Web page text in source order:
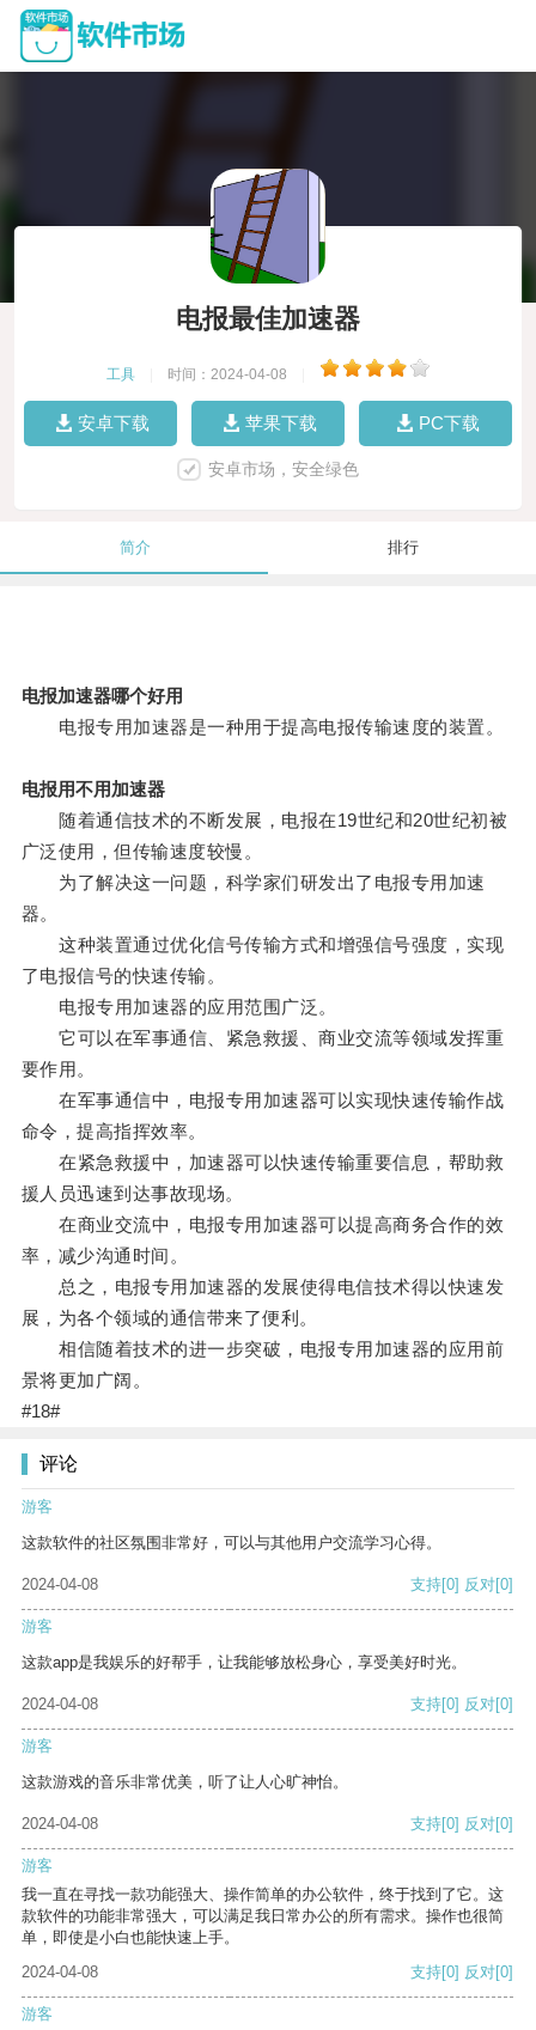
电报最佳加速器
工具 时间：2024-04-08
安卓下载 苹果下载 PC下载
安卓市场，安全绿色
简介 排行
电报加速器哪个好用
电报专用加速器是一种用于提高电报传输速度的装置。
电报用不用加速器
随着通信技术的不断发展，电报在19世纪和20世纪初被
广泛使用，但传输速度较慢。
为了解决这一问题，科学家们研发出了电报专用加速
器。
这种装置通过优化信号传输方式和增强信号强度，实现
了电报信号的快速传输。
电报专用加速器的应用范围广泛。
它可以在军事通信、紧急救援、商业交流等领域发挥重
要作用。
在军事通信中，电报专用加速器可以实现快速传输作战
命令，提高指挥效率。
在紧急救援中，加速器可以快速传输重要信息，帮助救
援人员迅速到达事故现场。
在商业交流中，电报专用加速器可以提高商务合作的效
率，减少沟通时间。
总之，电报专用加速器的发展使得电信技术得以快速发
展，为各个领域的通信带来了便利。
相信随着技术的进一步突破，电报专用加速器的应用前
景将更加广阔。
#18#
评论
游客
这款软件的社区氛围非常好，可以与其他用户交流学习心得。
2024-04-08 支持[0] 反对[0]
游客
这款app是我娱乐的好帮手，让我能够放松身心，享受美好时光。
2024-04-08 支持[0] 反对[0]
游客
这款游戏的音乐非常优美，听了让人心旷神怡。
2024-04-08 支持[0] 反对[0]
游客
我一直在寻找一款功能强大、操作简单的办公软件，终于找到了它。这
款软件的功能非常强大，可以满足我日常办公的所有需求。操作也很简
单，即使是小白也能快速上手。
2024-04-08
支持[0] 反对[0]
游客